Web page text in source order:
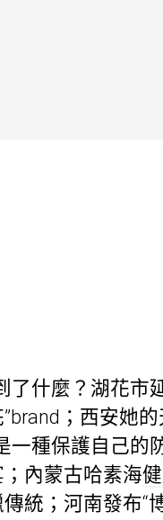
什麼？湖花市
；西安她
一種保護自己的
；內蒙古哈素海
統；河南發布“